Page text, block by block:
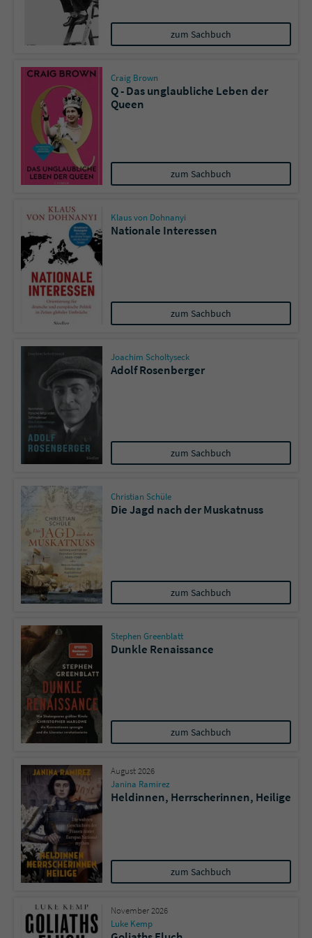
zum Sachbuch
Craig Brown
Q - Das unglaubliche Leben der
Queen
zum Sachbuch
Klaus von Dohnanyi
Nationale Interessen
zum Sachbuch
Joachim Scholtyseck
Adolf Rosenberger
zum Sachbuch
Christian Schüle
Die Jagd nach der Muskatnuss
zum Sachbuch
Stephen Greenblatt
Dunkle Renaissance
zum Sachbuch
August 2026
Janina Ramirez
Heldinnen, Herrscherinnen, Heilige
zum Sachbuch
November 2026
Luke Kemp
Sicherheitscode des Kontaktformulars zu
überprüfen.